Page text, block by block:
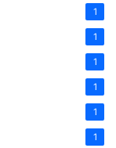
1
1
1
1
1
1